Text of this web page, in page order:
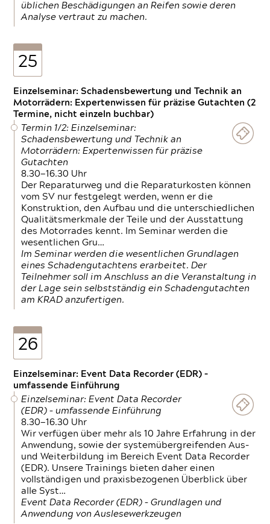
üblichen Beschädigungen an Reifen sowie deren
Analyse vertraut zu machen.
25
Einzelseminar: Schadensbewertung und Technik an
Motorrädern: Expertenwissen für präzise Gutachten (2
Termine, nicht einzeln buchbar)
Termin 1/2: Einzelseminar:
Schadensbewertung und Technik an
Motorrädern: Expertenwissen für präzise
Gutachten
8.30—16.30 Uhr
Der Reparaturweg und die Reparaturkosten können
vom SV nur festgelegt werden, wenn er die
Konstruktion, den Aufbau und die unterschiedlichen
Qualitätsmerkmale der Teile und der Ausstattung
des Motorrades kennt. Im Seminar werden die
wesentlichen Gru…
Im Seminar werden die wesentlichen Grundlagen
eines Schadengutachtens erarbeitet. Der
Teilnehmer soll im Anschluss an die Veranstaltung in
der Lage sein selbstständig ein Schadengutachten
am KRAD anzufertigen.
26
Einzelseminar: Event Data Recorder (EDR) –
umfassende Einführung
Einzelseminar: Event Data Recorder
(EDR) – umfassende Einführung
8.30—16.30 Uhr
Wir verfügen über mehr als 10 Jahre Erfahrung in der
Anwendung, sowie der systemübergreifenden Aus-
und Weiterbildung im Bereich Event Data Recorder
(EDR). Unsere Trainings bieten daher einen
vollständigen und praxisbezogenen Überblick über
alle Syst…
Event Data Recorder (EDR) – Grundlagen und
Anwendung von Auslesewerkzeugen